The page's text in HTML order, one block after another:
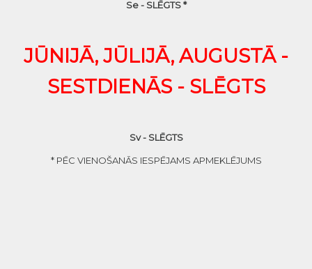
Se - SLĒGTS *
JŪNIJĀ, JŪLIJĀ, AUGUSTĀ -
SESTDIENĀS - SLĒGTS
Sv - SLĒGTS
* PĒC VIENOŠANĀS IESPĒJAMS APMEKLĒJUMS